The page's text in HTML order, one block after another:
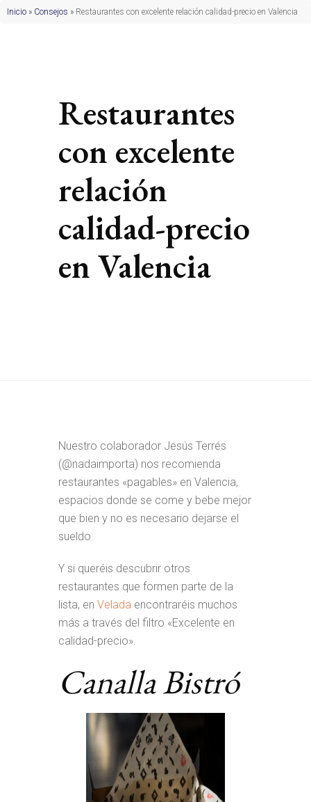
Inicio » Consejos » Restaurantes con excelente relación calidad-precio en Valencia
Restaurantes
con excelente
relación
calidad-precio
en Valencia
Nuestro colaborador Jesús Terrés
(@nadaimporta) nos recomienda
restaurantes «pagables» en Valencia,
espacios donde se come y bebe mejor
que bien y no es necesario dejarse el
sueldo.
Y si queréis descubrir otros
restaurantes que formen parte de la
lista, en Velada encontraréis muchos
más a través del filtro «Excelente en
calidad-precio».
Canalla Bistró